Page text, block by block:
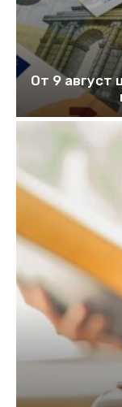
От 9 август